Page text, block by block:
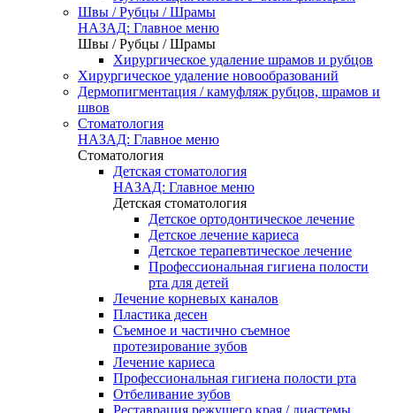
Швы / Рубцы / Шрамы
НАЗАД: Главное меню
Швы / Рубцы / Шрамы
Хирургическое удаление шрамов и рубцов
Хирургическое удаление новообразований
Дермопигментация / камуфляж рубцов, шрамов и
швов
Стоматология
НАЗАД: Главное меню
Стоматология
Детская стоматология
НАЗАД: Главное меню
Детская стоматология
Детское ортодонтическое лечение
Детское лечение кариеса
Детское терапевтическое лечение
Профессиональная гигиена полости
рта для детей
Лечение корневых каналов
Пластика десен
Съемное и частично съемное
протезирование зубов
Лечение кариеса
Профессиональная гигиена полости рта
Отбеливание зубов
Реставрация режущего края / диастемы